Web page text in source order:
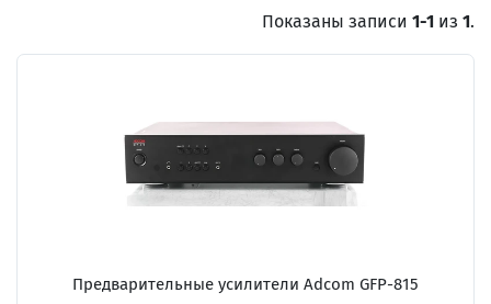
Показаны записи 1-1 из 1.
Предварительные усилители Adcom GFP-815